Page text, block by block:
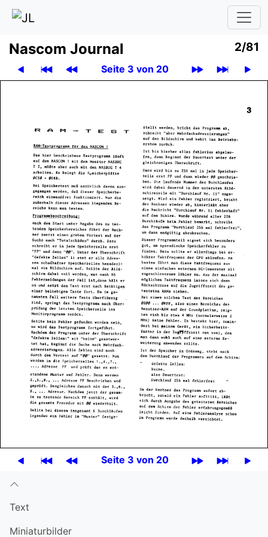
Nascom Journal 2/81
Seite 3 von 20
Seite 3 von 20
Text
Miniatur­bilder